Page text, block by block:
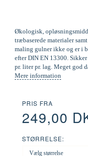
Økologisk,
træbaserede materialer
maling gulner ikke og er i
efter DIN EN 13300.
pr. liter pr. lag. Meget god
Mere information
PRIS FRA
249,00
STØRRELSE: